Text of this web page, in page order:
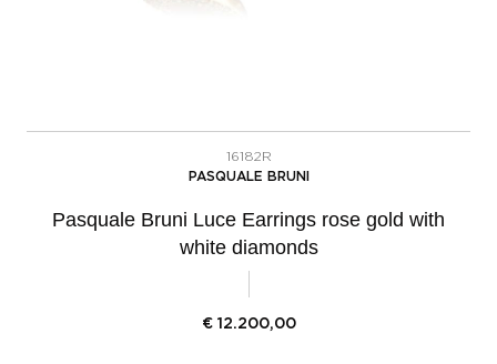
16182R
PASQUALE BRUNI
Pasquale Bruni Luce Earrings rose gold with
white diamonds
€ 12.200,00